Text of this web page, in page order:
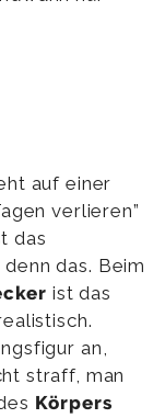
auf einer
verlieren”
das
das. Beim
ist das
an,
straff, man
Körpers